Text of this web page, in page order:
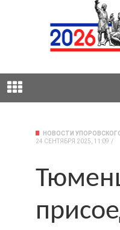
НОВОСТИ
24 СЕНТЯБРЯ 2025, 11:09